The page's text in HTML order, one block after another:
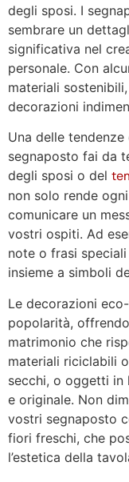
degli sposi. I
sembrare un
significativa nel
personale. Con
materiali
decorazioni
Una delle
segnaposto fai da
degli sposi o del
non solo rende
comunicare un
vostri ospiti. Ad
note o frasi
insieme a simboli
Le decorazioni
popolarità,
matrimonio che
materiali riciclabili
secchi, o oggetti
e originale. Non
vostri segnaposto
fiori freschi, che
l’estetica della